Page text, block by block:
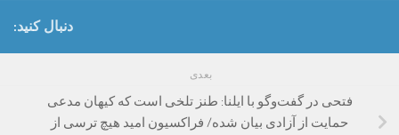
دنبال کنید:
بعدی
فتحی در گفت‌وگو با ایلنا: طنز تلخی است که کیهان مدعی
حمایت از آزادی بیان شده/ فراکسیون امید هیچ ترسی از